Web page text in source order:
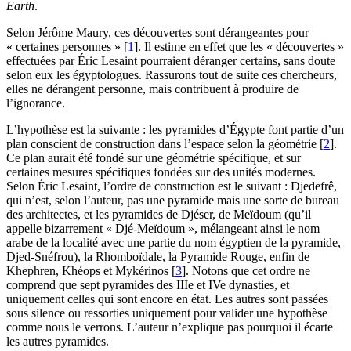
Earth.
Selon Jérôme Maury, ces découvertes sont dérangeantes pour
« certaines personnes » [1]. Il estime en effet que les « découvertes »
effectuées par Éric Lesaint pourraient déranger certains, sans doute
selon eux les égyptologues. Rassurons tout de suite ces chercheurs,
elles ne dérangent personne, mais contribuent à produire de
l’ignorance.
L’hypothèse est la suivante : les pyramides d’Égypte font partie d’un
plan conscient de construction dans l’espace selon la géométrie [2].
Ce plan aurait été fondé sur une géométrie spécifique, et sur
certaines mesures spécifiques fondées sur des unités modernes.
Selon Éric Lesaint, l’ordre de construction est le suivant : Djedefrê,
qui n’est, selon l’auteur, pas une pyramide mais une sorte de bureau
des architectes, et les pyramides de Djéser, de Meïdoum (qu’il
appelle bizarrement « Djé-Meïdoum », mélangeant ainsi le nom
arabe de la localité avec une partie du nom égyptien de la pyramide,
Djed-Snéfrou), la Rhomboïdale, la Pyramide Rouge, enfin de
Khephren, Khéops et Mykérinos [3]. Notons que cet ordre ne
comprend que sept pyramides des IIIe et IVe dynasties, et
uniquement celles qui sont encore en état. Les autres sont passées
sous silence ou ressorties uniquement pour valider une hypothèse
comme nous le verrons. L’auteur n’explique pas pourquoi il écarte
les autres pyramides.